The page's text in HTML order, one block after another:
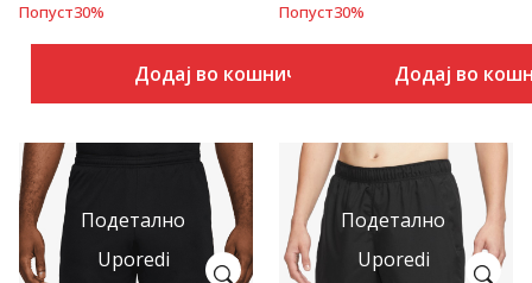
Попуст30%
Додај во кошничка
Попуст30%
Додај во
Подетално
Uporedi
Подетално
Uporedi